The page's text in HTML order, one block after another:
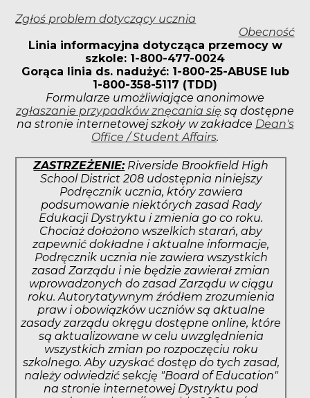
Zgłoś problem dotyczący ucznia
Obecność
Linia informacyjna dotycząca przemocy w
szkole: 1-800-477-0024
Gorąca linia ds. nadużyć: 1-800-25-ABUSE lub
1-800-358-5117 (TDD)
Formularze umożliwiające anonimowe
zgłaszanie przypadków znęcania się są dostępne
na stronie internetowej szkoły w zakładce Dean's
Office / Student Affairs.
ZASTRZEŻENIE:Riverside Brookfield High
School District 208 udostępnia niniejszy
Podręcznik ucznia, który zawiera
podsumowanie niektórych zasad Rady
Edukacji Dystryktu i zmienia go co roku.
Chociaż dołożono wszelkich starań, aby
zapewnić dokładne i aktualne informacje,
Podręcznik ucznia nie zawiera wszystkich
zasad Zarządu i nie będzie zawierał zmian
wprowadzonych do zasad Zarządu w ciągu
roku. Autorytatywnym źródłem zrozumienia
praw i obowiązków uczniów są aktualne
zasady zarządu okręgu dostępne online, które
są aktualizowane w celu uwzględnienia
wszystkich zmian po rozpoczęciu roku
szkolnego. Aby uzyskać dostęp do tych zasad,
należy odwiedzić sekcję "Board of Education"
na stronie internetowej Dystryktu pod